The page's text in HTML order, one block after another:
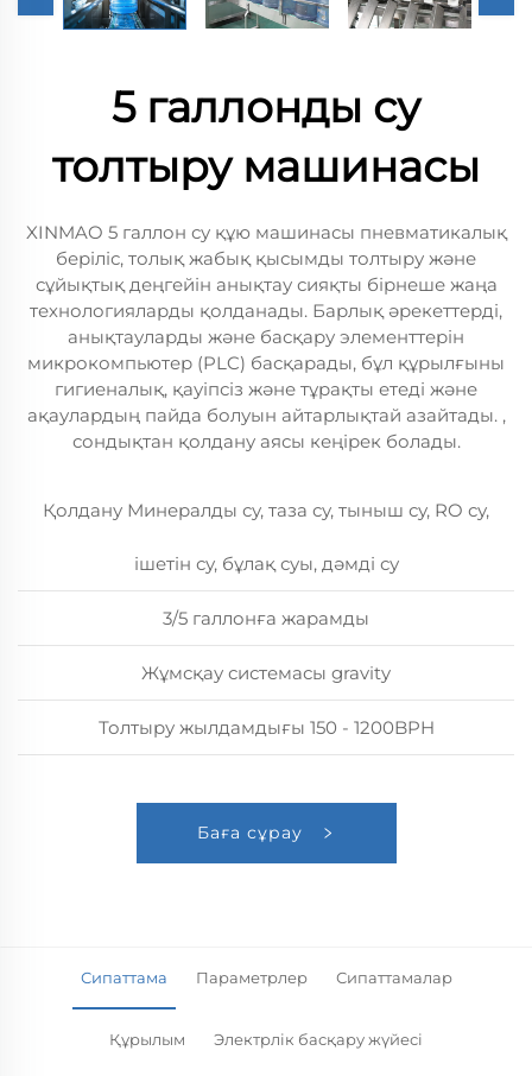
5 галлонды су
толтыру машинасы
XINMAO 5 галлон су құю машинасы пневматикалық
беріліс, толық жабық қысымды толтыру және
сұйықтық деңгейін анықтау сияқты бірнеше жаңа
технологияларды қолданады. Барлық әрекеттерді,
анықтауларды және басқару элементтерін
микрокомпьютер (PLC) басқарады, бұл құрылғыны
гигиеналық, қауіпсіз және тұрақты етеді және
ақаулардың пайда болуын айтарлықтай азайтады. ,
сондықтан қолдану аясы кеңірек болады.
Қолдану Минералды су, таза су, тыныш су, RO су,
ішетін су, бұлақ суы, дәмді су
3/5 галлонға жарамды
Жұмсқау системасы gravity
Толтыру жылдамдығы 150 - 1200BPH
Баға сұрау
Сипаттама Параметрлер Сипаттамалар
Құрылым Электрлік басқару жүйесі